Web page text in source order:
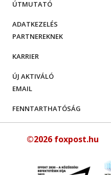
ÚTMUTATÓ
ADATKEZELÉS
PARTNEREKNEK
KARRIER
ÚJ AKTIVÁLÓ
EMAIL
FENNTARTHATÓSÁG
©2026 foxpost.hu